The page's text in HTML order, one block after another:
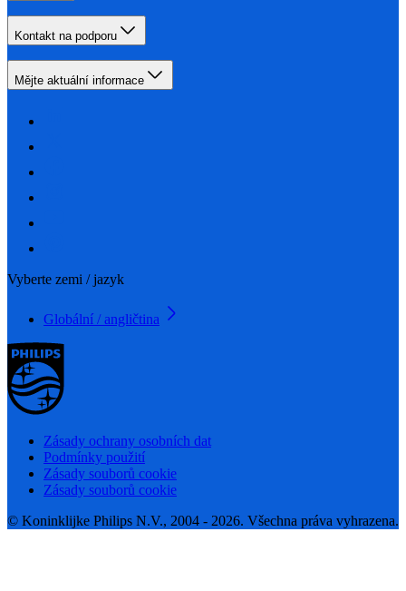
Kontakt na podporu
Mějte aktuální informace
Vyberte zemi / jazyk
Globální / angličtina
Zásady ochrany osobních dat
Podmínky použití
Zásady souborů cookie
Zásady souborů cookie
© Koninklijke Philips N.V., 2004 - 2026. Všechna práva vyhrazena.